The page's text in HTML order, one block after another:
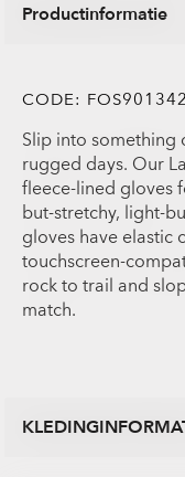
Productinformatie
CODE:
Slip into
rugged days. Our
fleece-lined gloves
but-stretchy, light-
gloves have elastic
touchscreen-
rock to trail and
match.